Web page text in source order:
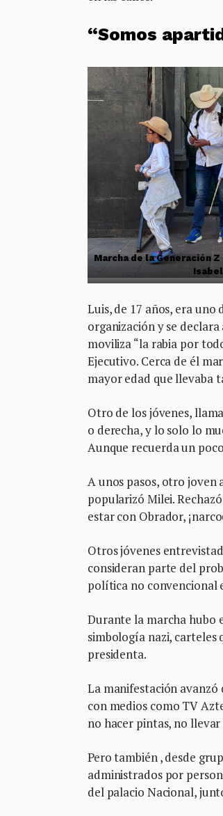
“Somos
Marcha de la Generación
Luis, de 17 años, era uno
organización y se
moviliza “la rabia por
Ejecutivo. Cerca de él
mayor edad que llevaba
Otro de los jóvenes,
o derecha, y lo solo lo
Aunque recuerda un
A unos pasos, otro joven
popularizó Milei.
estar con Obrador,
Otros jóvenes
consideran parte del
política no convencional
Durante la marcha hubo
simbología nazi, carteles
presidenta.
La manifestación avanzó
con medios como TV
no hacer pintas, no
Pero también , desde
administrados por
del palacio Nacional,